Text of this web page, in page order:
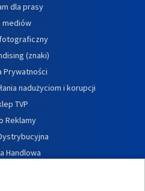
dla prasy
mediów
(znaki)
Prywatności
nadużyciom i korupcji
TVP
Reklamy
Handlowa